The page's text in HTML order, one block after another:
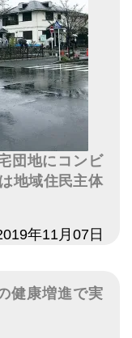
団地にコンビ
地域住民主体
年11月07日
健康増進で実